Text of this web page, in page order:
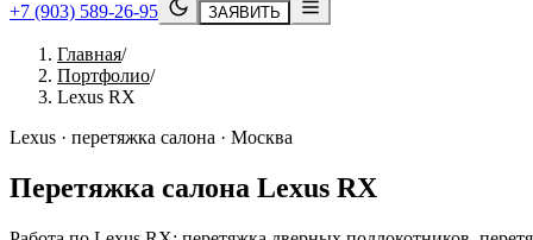
+7 (903) 589-26-95
ЗАЯВИТЬ
Главная/
Портфолио/
Lexus RX
Lexus · перетяжка салона · Москва
Перетяжка салона Lexus RX